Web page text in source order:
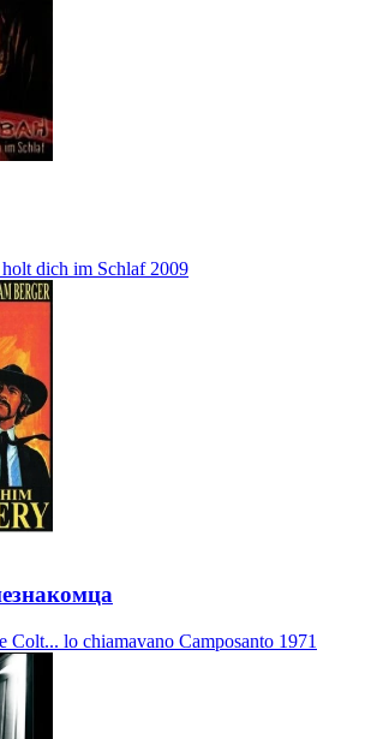
dich im Schlaf 2009
Colt... lo chiamavano Camposanto 1971